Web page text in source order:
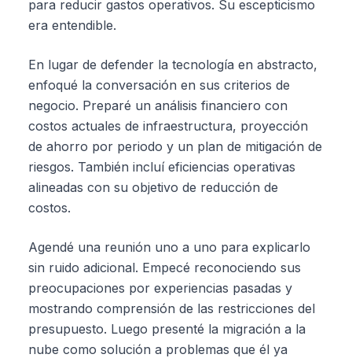
para reducir gastos operativos. Su escepticismo
era entendible.
En lugar de defender la tecnología en abstracto,
enfoqué la conversación en sus criterios de
negocio. Preparé un análisis financiero con
costos actuales de infraestructura, proyección
de ahorro por periodo y un plan de mitigación de
riesgos. También incluí eficiencias operativas
alineadas con su objetivo de reducción de
costos.
Agendé una reunión uno a uno para explicarlo
sin ruido adicional. Empecé reconociendo sus
preocupaciones por experiencias pasadas y
mostrando comprensión de las restricciones del
presupuesto. Luego presenté la migración a la
nube como solución a problemas que él ya